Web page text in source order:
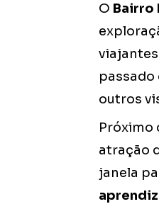
O Bairro
outros
Próximo
atração
janela